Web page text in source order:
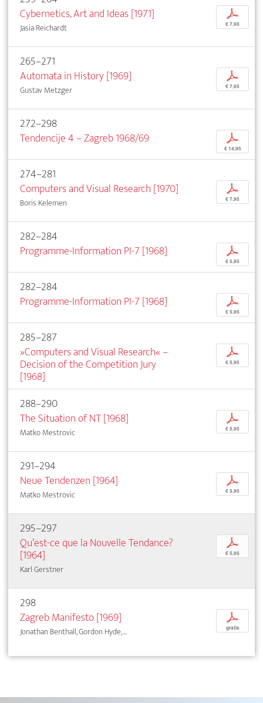
Cybernetics, Art and Ideas [1971]
Jasia Reichardt
p
€ 7,95
265–271
Automata in History [1969]
Gustav Metzger
p
€ 7,95
272–298
Tendencije 4 – Zagreb 1968/69
p
€ 14,95
274–281
Computers and Visual Research [1970]
Boris Kelemen
p
€ 7,95
282–284
Programme-Information PI-7 [1968]
p
€ 5,95
282–284
Programme-Information PI-7 [1968]
p
€ 5,95
285–287
»Computers and Visual Research« –
Decision of the Competition Jury
[1968]
p
€ 5,95
288–290
The Situation of NT [1968]
Matko Mestrovic
p
€ 5,95
291–294
Neue Tendenzen [1964]
Matko Mestrovic
p
€ 5,95
295–297
Qu’est-ce que la Nouvelle Tendance?
[1964]
Karl Gerstner
p
€ 5,95
298
Zagreb Manifesto [1969]
Jonathan Benthall, Gordon Hyde, ...
p
gratis